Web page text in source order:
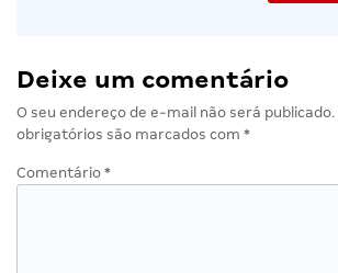
Deixe um comentário
O seu endereço de e-mail não será publicado.
obrigatórios são marcados com *
Comentário *